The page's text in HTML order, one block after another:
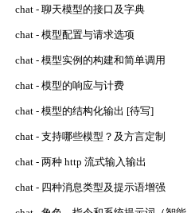
chat - 聊天模型的接口及字典
chat - 模型配置与请求选项
chat - 模型实例的构建和简单调用
chat - 模型的响应与计费
chat - 模型的结构化输出 [待写]
chat - 支持哪些模型？及方言定制
chat - 两种 http 流式输入输出
chat - 四种消息类型及提示语增强